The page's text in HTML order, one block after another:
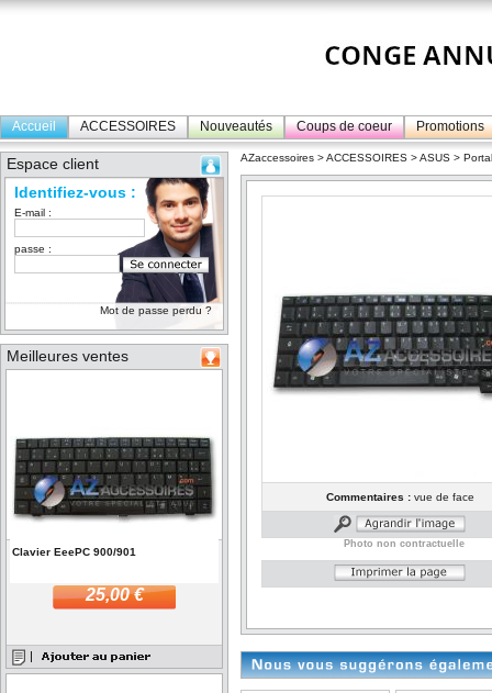
Accueil ACCESSOIRES Nouveautés Coups de coeur Promotions
Espace client
Identifiez-vous :
E-mail :
passe :
Mot de passe perdu ?
Meilleures ventes
Clavier EeePC 900/901
25,00 €
AZaccessoires >ACCESSOIRES >ASUS >
Commentaires :vue de face
Photo non contractuelle